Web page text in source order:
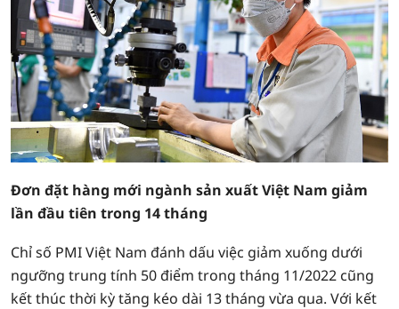
Đơn đặt hàng mới ngành sản xuất Việt Nam giảm
lần đầu tiên trong 14 tháng
Chỉ số PMI Việt Nam đánh dấu việc giảm xuống dưới
ngưỡng trung tính 50 điểm trong tháng 11/2022 cũng
kết thúc thời kỳ tăng kéo dài 13 tháng vừa qua. Với kết